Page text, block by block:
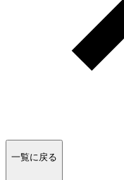
一覧に戻る